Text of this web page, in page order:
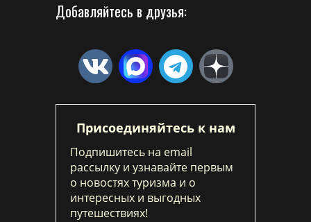
Добавляйтесь в друзья:
Присоединяйтесь к нам
Подпишитесь на email
рассылку и узнавайте первым
о новостях туризма и о
интересных и выгодных
путешествиях!